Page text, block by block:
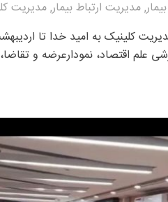
,مدیریت ارتباط بیمار,مدیریت
مدیریت کلینیک به امید خدا تا
آموزشی علم اقتصاد، نمودار‌عرضه و